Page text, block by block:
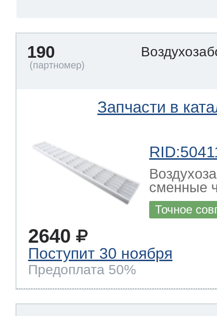
190
Запчасти в
сменные
Точное
2640
Поступит 30 ноября
Предоплата 50%